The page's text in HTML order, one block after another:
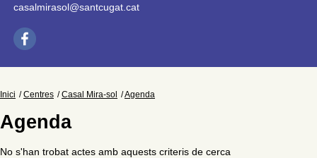
casalmirasol@santcugat.cat
Inici Centres Casal Mira-sol Agenda
Agenda
No s'han trobat actes amb aquests criteris de cerca